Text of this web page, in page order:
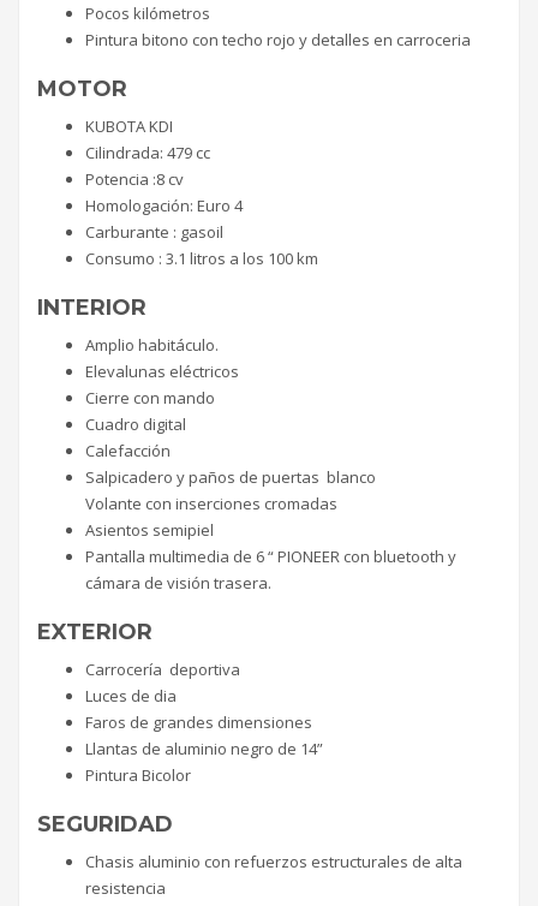
Pocos kilómetros
Pintura bitono con techo rojo y detalles en carroceria
MOTOR
KUBOTA KDI
Cilindrada: 479 cc
Potencia :8 cv
Homologación: Euro 4
Carburante : gasoil
Consumo : 3.1 litros a los 100 km
INTERIOR
Amplio habitáculo.
Elevalunas eléctricos
Cierre con mando
Cuadro digital
Calefacción
Salpicadero y paños de puertas blanco
Volante con inserciones cromadas
Asientos semipiel
Pantalla multimedia de 6 “ PIONEER con bluetooth y
cámara de visión trasera.
EXTERIOR
Carrocería deportiva
Luces de dia
Faros de grandes dimensiones
Llantas de aluminio negro de 14”
Pintura Bicolor
SEGURIDAD
Chasis aluminio con refuerzos estructurales de alta
resistencia